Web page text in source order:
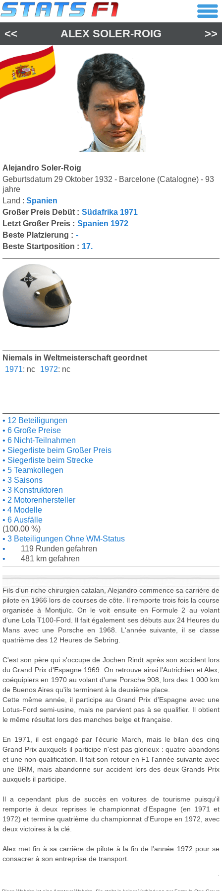
<< ALEX SOLER-ROIG >>
Alejandro Soler-Roig
Geburtsdatum 29 Oktober 1932 - Barcelone (Catalogne) - 93
jahre
Land : Spanien
Großer Preis Debüt : Südafrika 1971
Letzt Großer Preis : Spanien 1972
Beste Platzierung : -
Beste Startposition : 17.
Niemals in Weltmeisterschaft geordnet
1971: nc 1972: nc
12 Beteiligungen
6 Große Preise
6 Nicht-Teilnahmen
Siegerliste beim Großer Preis
Siegerliste beim Strecke
5 Teamkollegen
3 Saisons
3 Konstruktoren
2 Motorenhersteller
4 Modelle
6 Ausfälle
(100.00 %)
3 Beteiligungen Ohne WM-Status
119 Runden gefahren
481 km gefahren
Fils d'un riche chirurgien catalan, Alejandro commence sa carrière de
pilote en 1966 lors de courses de côte. Il remporte trois fois la course
organisée à Montjuïc. On le voit ensuite en Formule 2 au volant
d'une Lola T100-Ford. Il fait également ses débuts aux 24 Heures du
Mans avec une Porsche en 1968. L'année suivante, il se classe
quatrième des 12 Heures de Sebring.
C'est son père qui s'occupe de Jochen Rindt après son accident lors
du Grand Prix d'Espagne 1969. On retrouve ainsi l'Autrichien et Alex,
coéquipiers en 1970 au volant d'une Porsche 908, lors des 1 000 km
de Buenos Aires qu'ils terminent à la deuxième place.
Cette même année, il participe au Grand Prix d'Espagne avec une
Lotus-Ford semi-usine, mais ne parvient pas à se qualifier. Il obtient
le même résultat lors des manches belge et française.
En 1971, il est engagé par l'écurie March, mais le bilan des cinq
Grand Prix auxquels il participe n'est pas glorieux : quatre abandons
et une non-qualification. Il fait son retour en F1 l'année suivante avec
une BRM, mais abandonne sur accident lors des deux Grands Prix
auxquels il participe.
Il a cependant plus de succès en voitures de tourisme puisqu'il
remporte à deux reprises le championnat d'Espagne (en 1971 et
1972) et termine quatrième du championnat d'Europe en 1972, avec
deux victoires à la clé.
Alex met fin à sa carrière de pilote à la fin de l'année 1972 pour se
consacrer à son entreprise de transport.